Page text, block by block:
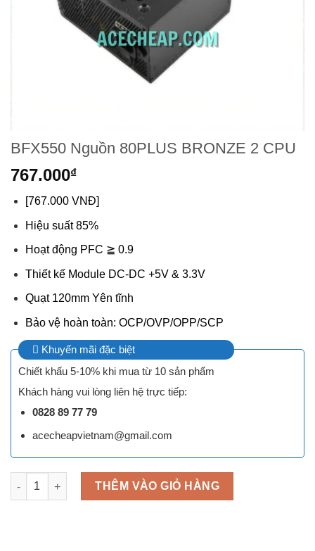
BFX550 Nguồn 80PLUS BRONZE 2 CPU
767.000₫
[767.000 VNĐ]
Hiệu suất 85%
Hoạt động PFC ≧ 0.9
Thiết kế Module DC-DC +5V & 3.3V
Quạt 120mm Yên tĩnh
Bảo vệ hoàn toàn: OCP/OVP/OPP/SCP
Khuyến mãi đặc biệt
Chiết khấu 5-10% khi mua từ 10 sản phẩm
Khách hàng vui lòng liên hệ trực tiếp:
0828 89 77 79
acecheapvietnam@gmail.com
BFX550 Nguồn 80PLUS BRONZE 2 CPU số lượng
THÊM VÀO GIỎ HÀNG